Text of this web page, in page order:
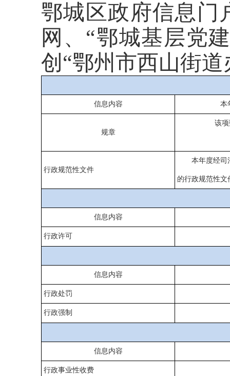
鄂城区政府信息门
网、 “鄂城基层党
创“鄂州市西山街
信息内容 本
规章
该
行政规范性文件
本年度经司
的行政规范性文
信息内容
行政许可
信息内容
行政处罚
行政强制
信息内容
行政事业性收费